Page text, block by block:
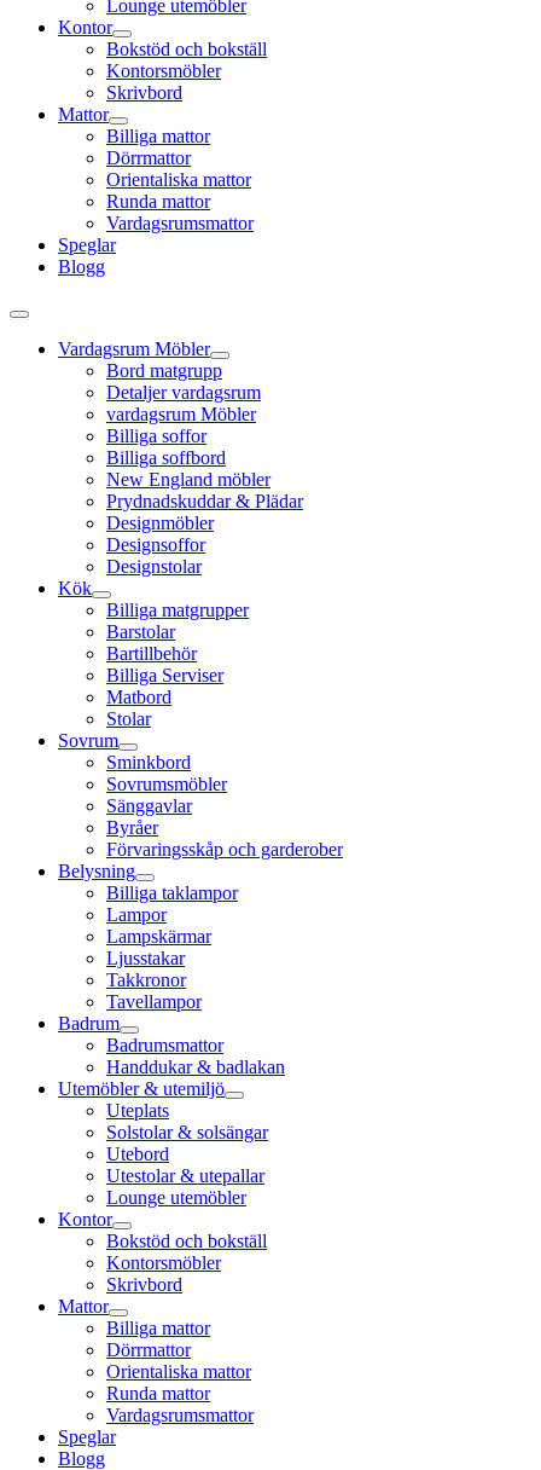
Lounge utemöbler
Kontor
Bokstöd och bokställ
Kontorsmöbler
Skrivbord
Mattor
Billiga mattor
Dörrmattor
Orientaliska mattor
Runda mattor
Vardagsrumsmattor
Speglar
Blogg
Vardagsrum Möbler
Bord matgrupp
Detaljer vardagsrum
vardagsrum Möbler
Billiga soffor
Billiga soffbord
New England möbler
Prydnadskuddar & Plädar
Designmöbler
Designsoffor
Designstolar
Kök
Billiga matgrupper
Barstolar
Bartillbehör
Billiga Serviser
Matbord
Stolar
Sovrum
Sminkbord
Sovrumsmöbler
Sänggavlar
Byråer
Förvaringsskåp och garderober
Belysning
Billiga taklampor
Lampor
Lampskärmar
Ljusstakar
Takkronor
Tavellampor
Badrum
Badrumsmattor
Handdukar & badlakan
Utemöbler & utemiljö
Uteplats
Solstolar & solsängar
Utebord
Utestolar & utepallar
Lounge utemöbler
Kontor
Bokstöd och bokställ
Kontorsmöbler
Skrivbord
Mattor
Billiga mattor
Dörrmattor
Orientaliska mattor
Runda mattor
Vardagsrumsmattor
Speglar
Blogg